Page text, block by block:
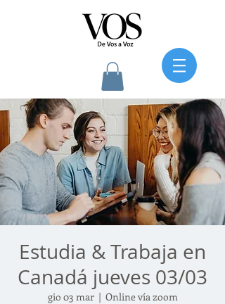
Estudia & Trabaja en
Canadá jueves 03/03
gio 03 mar
  |
Online vía zoom